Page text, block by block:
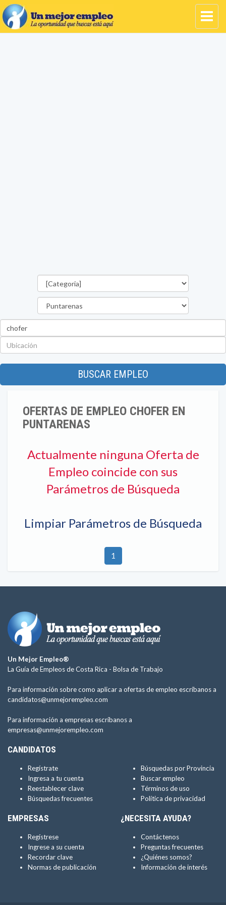
BUSCAR EMPLEO
OFERTAS DE EMPLEO CHOFER EN
PUNTARENAS
Actualmente ninguna Oferta de
Empleo coincide con sus
Parámetros de Búsqueda
Limpiar Parámetros de Búsqueda
1
Un Mejor Empleo®
La Guía de Empleos de Costa Rica - Bolsa de Trabajo
Para información sobre como aplicar a ofertas de empleo escríbanos a
candidatos@unmejorempleo.com
Para información a empresas escríbanos a
empresas@unmejorempleo.com
CANDIDATOS
Regístrate
Ingresa a tu cuenta
Reestablecer clave
Búsquedas frecuentes
Búsquedas por Provincia
Buscar empleo
Términos de uso
Política de privacidad
EMPRESAS
Regístrese
Ingrese a su cuenta
Recordar clave
Normas de publicación
¿NECESITA AYUDA?
Contáctenos
Preguntas frecuentes
¿Quiénes somos?
Información de interés